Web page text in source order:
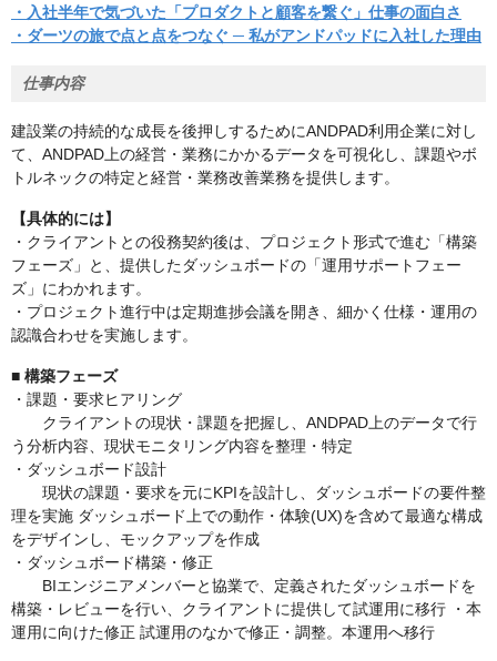
・入社半年で気づいた「プロダクトと顧客を繋ぐ」仕事の面白さ
・ダーツの旅で点と点をつなぐ ─ 私がアンドパッドに入社した理由
仕事内容
建設業の持続的な成長を後押しするためにANDPAD利用企業に対し
て、ANDPAD上の経営・業務にかかるデータを可視化し、課題やボ
トルネックの特定と経営・業務改善業務を提供します。
【具体的には】
・クライアントとの役務契約後は、プロジェクト形式で進む「構築
フェーズ」と、提供したダッシュボードの「運用サポートフェー
ズ」にわかれます。
・プロジェクト進行中は定期進捗会議を開き、細かく仕様・運用の
認識合わせを実施します。
■ 構築フェーズ
・課題・要求ヒアリング
クライアントの現状・課題を把握し、ANDPAD上のデータで行
う分析内容、現状モニタリング内容を整理・特定
・ダッシュボード設計
現状の課題・要求を元にKPIを設計し、ダッシュボードの要件整
理を実施 ダッシュボード上での動作・体験(UX)を含めて最適な構成
をデザインし、モックアップを作成
・ダッシュボード構築・修正
BIエンジニアメンバーと協業で、定義されたダッシュボードを
構築・レビューを行い、クライアントに提供して試運用に移行 ・本
運用に向けた修正 試運用のなかで修正・調整。本運用へ移行